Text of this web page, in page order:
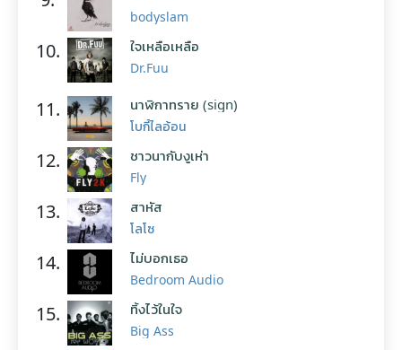
bodyslam
10. ใจเหลือเหลือ
Dr.Fuu
11. นาฬิกาทราย (sign)
โบกี้ไลอ้อน
12. ชาวนากับงูเห่า
Fly
13. สาหัส
โลโซ
14. ไม่บอกเธอ
Bedroom Audio
15. ทิ้งไว้ในใจ
Big Ass